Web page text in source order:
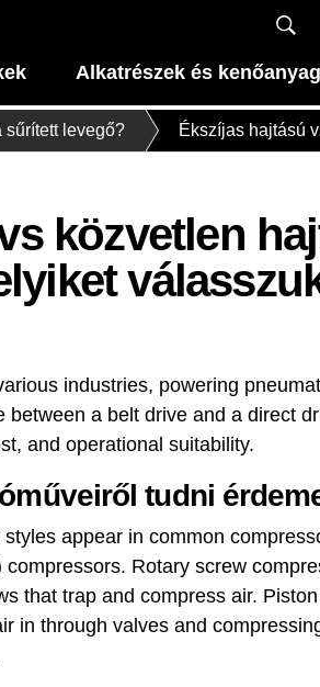
Alkatrészek és
sűrített levegő? Ékszíjas hajtású
közvetlen
industries, powering
a belt drive and a direct
and operational suitability.
tudni
appear in common
Rotary screw
that trap and compress air.
in through valves and